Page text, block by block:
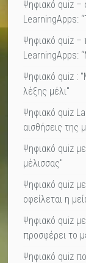
Ψηφιακό quiz
LearningApps:
Ψηφιακό quiz –
LearningApps:
Ψηφιακό quiz :
λέξης μέλι"
Ψηφιακό quiz
αισθήσεις της
Ψηφιακό quiz
μέλισσας"
Ψηφιακό quiz
οφείλεται η
Ψηφιακό quiz
προσφέρει το
Ψηφιακό quiz